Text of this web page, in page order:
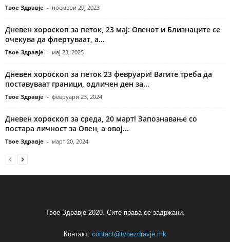
Твое Здравје - ноември 29, 2023
Дневен хороскоп за петок, 23 мај: Овенот и Близнаците се
очекува да флертуваат, а...
Твое Здравје - мај 23, 2025
Дневен хороскоп за петок 23 февруари! Вагите треба да
поставуваат граници, одличен ден за...
Твое Здравје - февруари 23, 2024
Дневен хороскоп за среда, 20 март! Запознавање со
постара личност за Овен, а овој...
Твое Здравје - март 20, 2024
Твое Здравје 2020. Сите права се задржани.
Контакт: contact@tvoezdravje.mk